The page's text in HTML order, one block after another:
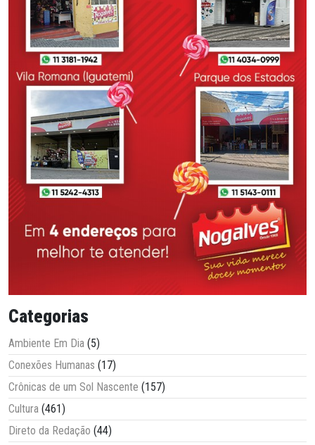
Categorias
Ambiente Em Dia (5)
Conexões Humanas (17)
Crônicas de um Sol Nascente (157)
Cultura (461)
Direto da Redação (44)